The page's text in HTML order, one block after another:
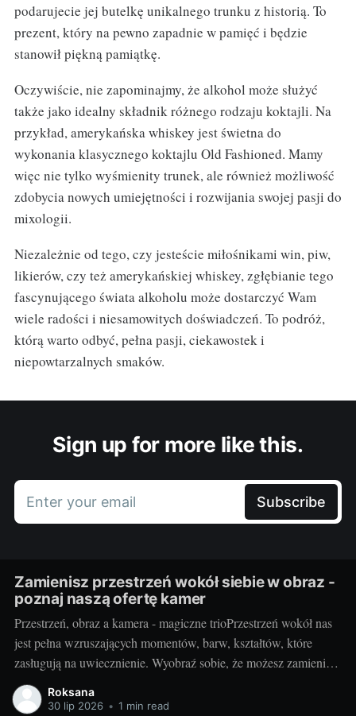
podarujecie jej butelkę unikalnego trunku z historią. To
prezent, który na pewno zapadnie w pamięć i będzie
stanowił piękną pamiątkę.
Oczywiście, nie zapominajmy, że alkohol może służyć
także jako idealny składnik różnego rodzaju koktajli. Na
przykład, amerykańska whiskey jest świetna do
wykonania klasycznego koktajlu Old Fashioned. Mamy
więc nie tylko wyśmienity trunek, ale również możliwość
zdobycia nowych umiejętności i rozwijania swojej pasji do
mixologii.
Niezależnie od tego, czy jesteście miłośnikami win, piw,
likierów, czy też amerykańskiej whiskey, zgłębianie tego
fascynującego świata alkoholu może dostarczyć Wam
wiele radości i niesamowitych doświadczeń. To podróż,
którą warto odbyć, pełna pasji, ciekawostek i
niepowtarzalnych smaków.
Sign up for more like this.
Enter your email Subscribe
Zamienisz przestrzeń wokół siebie w obraz -
poznaj naszą ofertę kamer
Przestrzeń, obraz a kamera - magiczne trioPrzestrzeń wokół nas
jest pełna wzruszających momentów, barw, kształtów, które
zasługują na uwiecznienie. Wyobraź sobie, że możesz zamienić
otaczający cię świat w jednym migawki w piękny,
niepowtarzalny obraz. Taką możliwość daje ci kamera.
Roksana
30 lip 2026 • 1 min read